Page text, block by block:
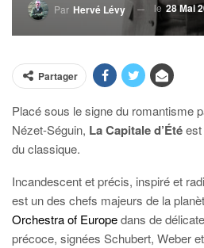
Par Hervé Lévy le28 Mai
Partager
Placé sous le signe du romantisme
Nézet-Séguin, La Capitale d’Été
du classique.
Incandescent et précis, inspiré et
est un des chefs majeurs de la
Orchestra of Europedans de
précoce, signées Schubert, Weber